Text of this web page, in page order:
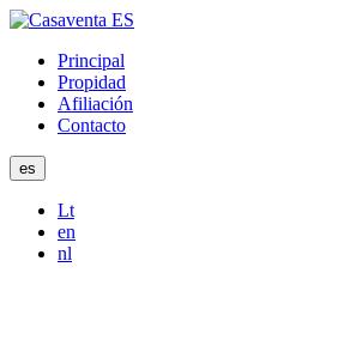
Principal
Propidad
Afiliación
Contacto
es
Lt
en
nl